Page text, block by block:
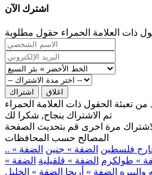
اشترك الآن
ذات العلامة الحمراء حقول مطلوبة
اشتراك اغلاق
من تعبئة الحقول ذات العلامة الحمراء
تم الاشتراك بنجاح, شكرا لك
مرة اخرى قم بتحديث الصفحة
المصالح حسب المحافظات
فلسطين الضفة » جنين الضفة »
» طولكرم الضفة » قلقيلية الضفة »
والبيره الضفة » أريحا الضفة » الخليل